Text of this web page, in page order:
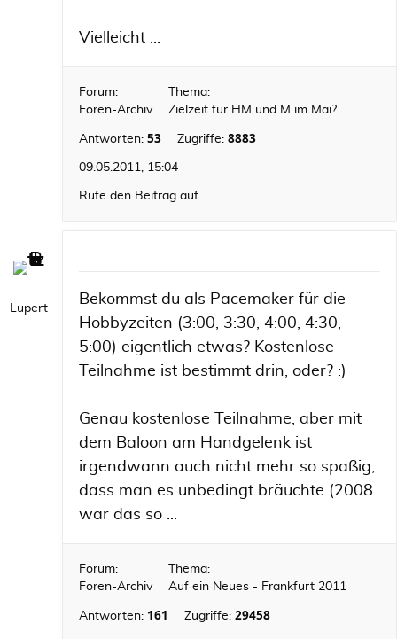
Vielleicht ...
Forum:
Foren-Archiv
Thema:
Zielzeit für HM und M im Mai?
Antworten: 53 Zugriffe: 8883
09.05.2011, 15:04
Rufe den Beitrag auf
Lupert
Bekommst du als Pacemaker für die
Hobbyzeiten (3:00, 3:30, 4:00, 4:30,
5:00) eigentlich etwas? Kostenlose
Teilnahme ist bestimmt drin, oder? :)
Genau kostenlose Teilnahme, aber mit
dem Baloon am Handgelenk ist
irgendwann auch nicht mehr so spaßig,
dass man es unbedingt bräuchte (2008
war das so ...
Forum:
Foren-Archiv
Thema:
Auf ein Neues - Frankfurt 2011
Antworten: 161 Zugriffe: 29458